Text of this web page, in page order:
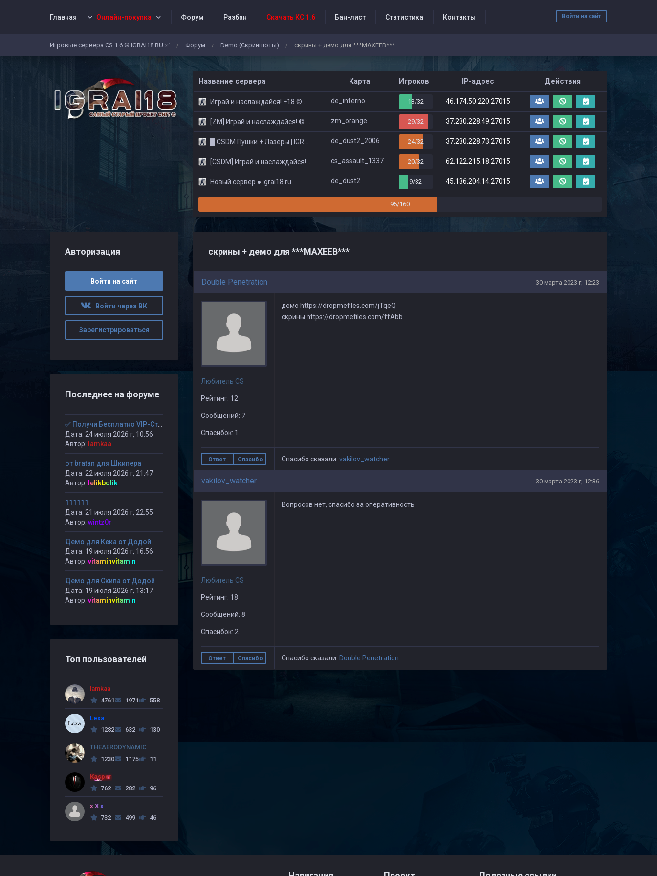
Войти на сайт
Главная Онлайн-покупка Форум Разбан Скачать КС 1.6 Бан-лист Статистика Контакты
События проекта
Игровые сервера CS 1.6 © IGRAI18.RU ✅ / Форум / Demo (Скриншоты) / скрины + демо для ***МАХЕЕВ***
Название сервера Карта Игроков IP-адрес Действия
Играй и наслаждайся! +18 © Public de_inferno 13/32 46.174.50.220:27015
[ZM] Играй и наслаждайся! © Zombie Show zm_orange 29/32 37.230.228.49:27015
█ CSDM Пушки + Лазеры | IGRAI18.RU ツ █ de_dust2_2006 24/32 37.230.228.73:27015
[CSDM] Играй и наслаждайся! © Classic cs_assault_1337 20/32 62.122.215.18:27015
Новый сервер ● igrai18.ru de_dust2 9/32 45.136.204.14:27015
95/160
скрины + демо для ***МАХЕЕВ***
Double Penetration 30 марта 2023 г, 12:23
Любитель CS
Рейтинг: 12
Сообщений: 7
Спасибок: 1
демо https://dropmefiles.com/jTqeQ
скрины https://dropmefiles.com/ffAbb
Ответ Спасибо Спасибо сказали: vakilov_watcher
vakilov_watcher 30 марта 2023 г, 12:36
Любитель CS
Рейтинг: 18
Сообщений: 8
Спасибок: 2
Вопросов нет, спасибо за оперативность
Ответ Спасибо Спасибо сказали: Double Penetration
Авторизация
Войти на сайт
Войти через ВК
Зарегистрироваться
Последнее на форуме
Дата: 24 июля 2026 г, 10:56
Автор: lamkaa
от bratan для Шкипера
Дата: 22 июля 2026 г, 21:47
Автор: lelikbolik
111111
Дата: 21 июля 2026 г, 22:55
Автор: wintz0r
Демо для Кека от Додой
Дата: 19 июля 2026 г, 16:56
Автор: vitaminvitamin
Демо для Скипа от Додой
Дата: 19 июля 2026 г, 13:17
Автор: vitaminvitamin
Топ пользователей
lamkaa
4761
1971 558
Lexa
1282
632 130
THEAERODYNAMIC
1230
1175 11
Kasper
762
282 96
x X x
732
499 46